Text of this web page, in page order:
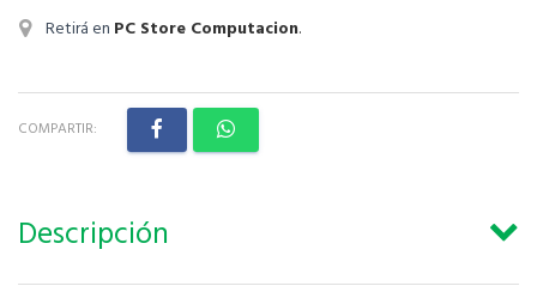
Retirá en PC Store Computacion.
COMPARTIR:
Descripción